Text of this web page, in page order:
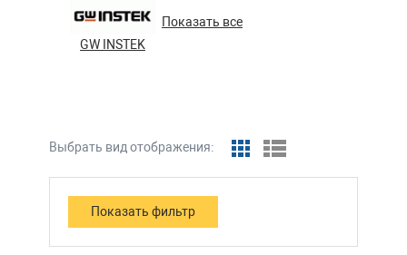
GW INSTEK
Показать все
Выбрать вид отображения: